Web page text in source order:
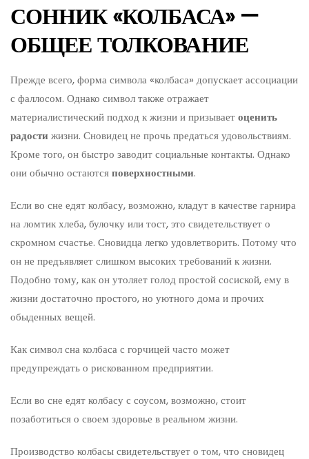
СОННИК «КОЛБАСА» —
ОБЩЕЕ ТОЛКОВАНИЕ
Прежде всего, форма символа «колбаса» допускает ассоциации
с фаллосом. Однако символ также отражает
материалистический подход к жизни и призываетоценить
радости жизни. Сновидец не прочь предаться удовольствиям.
Кроме того, он быстро заводит социальные контакты. Однако
они обычно остаютсяповерхностными.
Если во сне едят колбасу, возможно, кладут в качестве гарнира
на ломтик хлеба, булочку или тост, это свидетельствует о
скромном счастье. Сновидца легко удовлетворить. Потому что
он не предъявляет слишком высоких требований к жизни.
Подобно тому, как он утоляет голод простой сосиской, ему в
жизни достаточно простого, но уютного дома и прочих
обыденных вещей.
Как символ сна колбаса с горчицей часто может
предупреждать о рискованном предприятии.
Если во сне едят колбасу с соусом, возможно, стоит
позаботиться о своем здоровье в реальном жизни.
Производство колбасы свидетельствует о том, что сновидец